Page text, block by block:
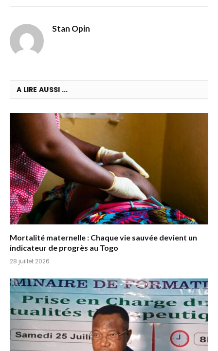
Stan Opin
A LIRE AUSSI ...
Mortalité maternelle : Chaque vie sauvée devient un
indicateur de progrès au Togo
28 juillet 2026